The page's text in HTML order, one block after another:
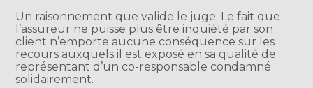
Un raisonnement que valide le juge. Le fait que
l’assureur ne puisse plus être inquiété par son
client n’emporte aucune conséquence sur les
recours auxquels il est exposé en sa qualité de
représentant d’un co-responsable condamné
solidairement.